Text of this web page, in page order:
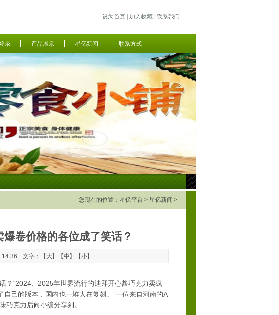
设为首页 加入收藏 联系我们
录 产品展示 星亿新闻 联系方式
您现在的位置： 星亿平台 > 星亿新闻 >
卷价格的各位成了笑话？
14:36 文字：【 大】【中 】【小】
？“2024、2025年世界流行的迪拜开心酱巧克力卖疯
己的版本，国内也一堆人在复刻。”一位来自河南的A
巧克力后向小编分享到。